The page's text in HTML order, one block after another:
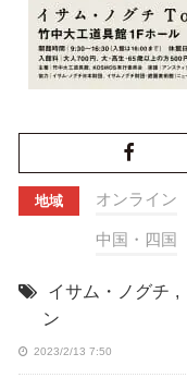
地域 オンライン
中国・四国
イサム・ノグチ ,
ン
2023/2/13 7:50